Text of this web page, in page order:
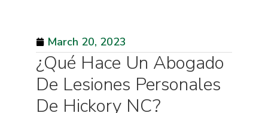
March 20, 2023
¿Qué Hace Un Abogado
De Lesiones Personales
De Hickory NC?